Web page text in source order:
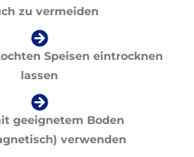
zu vermeiden
Speisen eintrocknen
lassen
geeignetem Boden
verwenden